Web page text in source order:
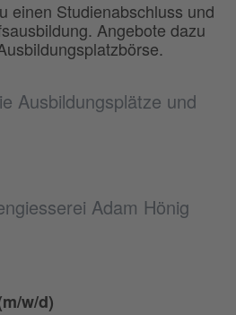
Ausbildungsplätze und
Adam Hönig
w/d)
einen Studienabschluss und
Angebote dazu